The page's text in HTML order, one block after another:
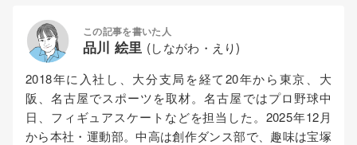
この記事を書いた人
品川 絵里 (しながわ・えり)
2018年に入社し、大分支局を経て20年から東京、大
阪、名古屋でスポーツを取材。名古屋ではプロ野球中
日、フィギュアスケートなどを担当した。2025年12月
から本社・運動部。中高は創作ダンス部で、趣味は宝塚